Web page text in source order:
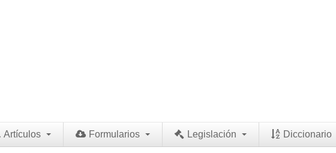
Artículos Formularios Legislación Diccionario